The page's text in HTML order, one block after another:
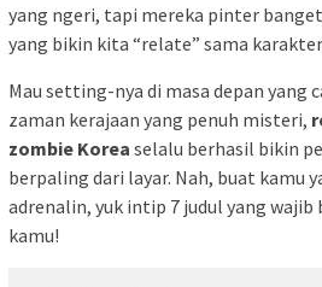
yang ngeri, tapi mereka pinter
yang bikin kita “relate” sama
Mau setting-nya di masa depan yang
zaman kerajaan yang penuh misteri,
zombie Korea selalu berhasil bikin
berpaling dari layar. Nah, buat kamu
adrenalin, yuk intip 7 judul yang wajib
kamu!